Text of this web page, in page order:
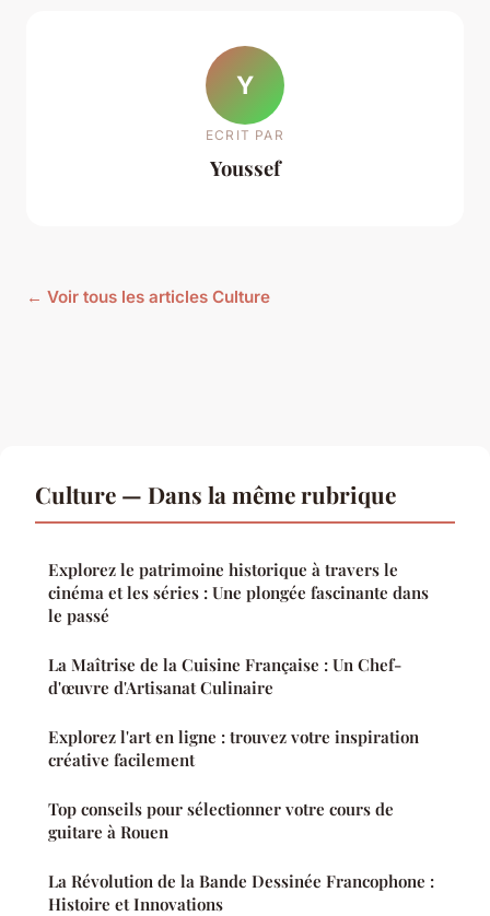
Y
ECRIT PAR
Youssef
← Voir tous les articles Culture
Culture — Dans la même rubrique
Explorez le patrimoine historique à travers le
cinéma et les séries : Une plongée fascinante dans
le passé
La Maîtrise de la Cuisine Française : Un Chef-
d'œuvre d'Artisanat Culinaire
Explorez l'art en ligne : trouvez votre inspiration
créative facilement
Top conseils pour sélectionner votre cours de
guitare à Rouen
La Révolution de la Bande Dessinée Francophone :
Histoire et Innovations